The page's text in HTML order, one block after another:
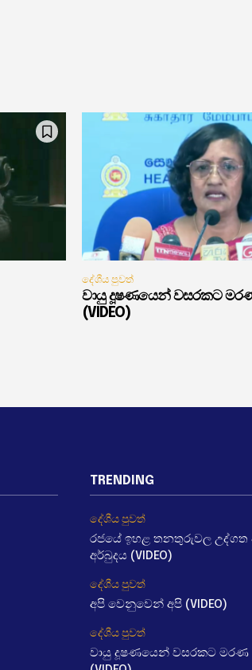
දේශීය පුවත්
වායු දූෂණයෙන් වසරකට
(VIDEO)
TRENDING
දේශීය පුවත්
රජයේ ඉහළ තනතුරුවල උද්ගත
අර්බුදය (VIDEO)
දේශීය පුවත්
අපි වෙනුවෙන් අපි (VIDEO)
දේශීය පුවත්
වායු දූෂණයෙන් වසරකට මරණ